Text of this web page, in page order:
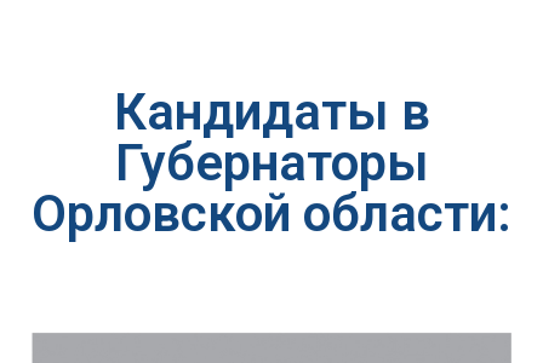
Кандидаты в
Губернаторы
Орловской области: